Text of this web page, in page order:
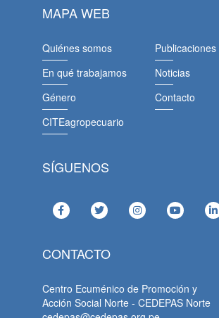
MAPA WEB
Quiénes somos
En qué trabajamos
Género
CITEagropecuario
Publicaciones
Noticias
Contacto
SÍGUENOS
CONTACTO
Centro Ecuménico de Promoción y
Acción Social Norte - CEDEPAS Norte